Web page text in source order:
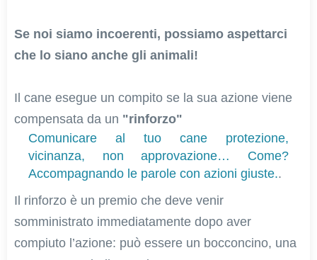
Se noi siamo incoerenti, possiamo aspettarci
che lo siano anche gli animali!
Il cane esegue un compito se la sua azione viene
compensata da un "rinforzo"
Comunicare al tuo cane protezione,
vicinanza, non approvazione… Come?
Accompagnando le parole con azioni giuste..
Il rinforzo è un premio che deve venir
somministrato immediatamente dopo aver
compiuto l’azione: può essere un bocconcino, una